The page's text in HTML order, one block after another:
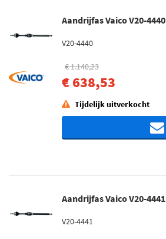
Aandrijfas Vaico V20-4440
V20-4440
€ 1.140,23
€ 638,53
Tijdelijk uitverkocht
Aandrijfas Vaico V20-4441
V20-4441